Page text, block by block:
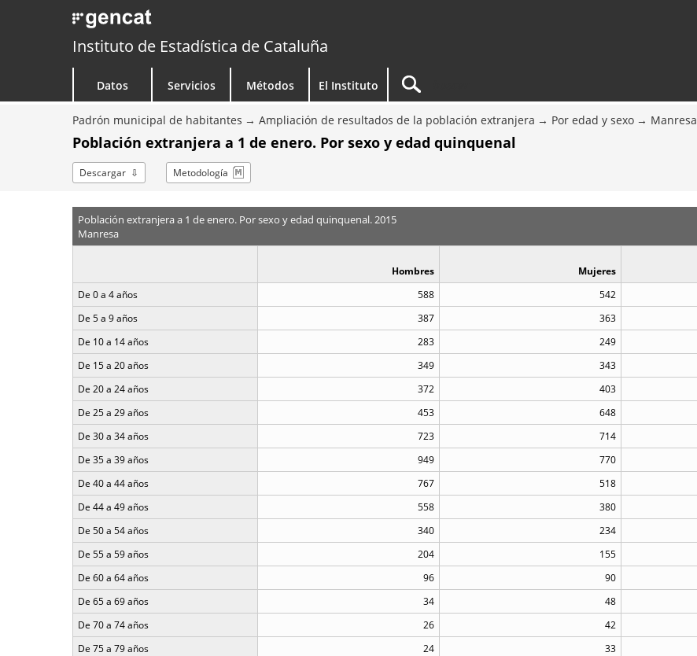
Instituto de Estadística de Cataluña
Datos Servicios Métodos El Instituto
Padrón municipal de habitantes Ampliación de resultados de la población extranjera Por edad y sexo Manresa
Población extranjera a 1 de enero. Por sexo y edad quinquenal
Descargar Metodología
Población extranjera a 1 de enero. Por sexo y edad quinquenal. 2015
Manresa
Hombres Mujeres
De 0 a 4 años
588 542
De 5 a 9 años
387 363
De 10 a 14 años
283 249
De 15 a 20 años
349 343
De 20 a 24 años
372 403
De 25 a 29 años
453 648
De 30 a 34 años
723 714
De 35 a 39 años
949 770
De 40 a 44 años
767 518
De 44 a 49 años
558 380
De 50 a 54 años
340 234
De 55 a 59 años
204 155
De 60 a 64 años
96 90
De 65 a 69 años
34 48
De 70 a 74 años
26 42
De 75 a 79 años
24 33